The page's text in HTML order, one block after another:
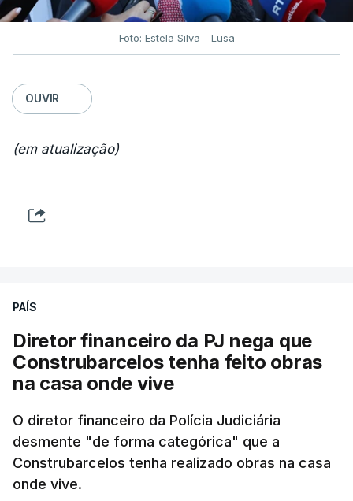
Foto: Estela Silva - Lusa
OUVIR
(em atualização)
PAÍS
Diretor financeiro da PJ nega que
Construbarcelos tenha feito obras
na casa onde vive
O diretor financeiro da Polícia Judiciária
desmente "de forma categórica" que a
Construbarcelos tenha realizado obras na casa
onde vive.